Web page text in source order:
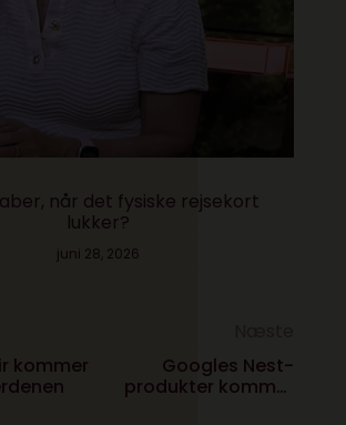
når det fysiske rejsekort
lukker?
juni 28, 2026
kommer
Googles Nest-
produkter kommer